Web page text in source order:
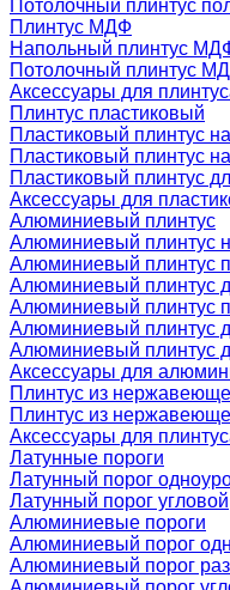
Потолочный плинтус
Плинтус МДФ
Напольный плинтус
Потолочный плинтус
Аксессуары для
Плинтус пластиковый
Пластиковый плинтус
Пластиковый плинтус
Пластиковый плинтус
Аксессуары для
Алюминиевый плинтус
Алюминиевый плинтус
Алюминиевый плинтус
Алюминиевый плинтус
Алюминиевый плинтус
Алюминиевый плинтус
Алюминиевый плинтус
Аксессуары для
Плинтус из
Плинтус из
Аксессуары для
Латунные пороги
Латунный порог
Латунный порог угловой
Алюминиевые пороги
Алюминиевый порог
Алюминиевый порог